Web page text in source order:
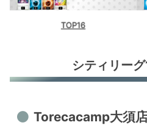
TOP16
シティリーグ
Torecacamp大須店